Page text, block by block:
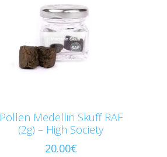
Pollen Medellin Skuff RAF
(2g) – High Society
20.00€